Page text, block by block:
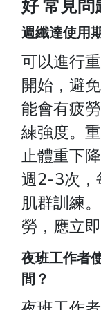
好 常見問
週纖達使用
可以進行
開始，避
能會有疲
練強度。
止體重下
週2-3次，
肌群訓練
勞，應立
夜班工作者
間？